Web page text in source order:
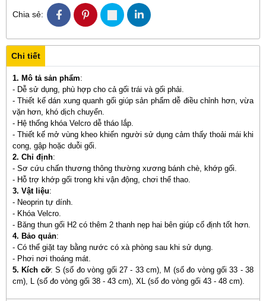
Chia sẻ:
Chi tiết
1. Mô tả sản phẩm:
- Dễ sử dụng, phù hợp cho cả gối trái và gối phải.
- Thiết kế dán xung quanh gối giúp sản phẩm dễ điều chỉnh hơn, vừa
vặn hơn, khó dịch chuyển.
- Hệ thống khóa Velcro dễ tháo lắp.
- Thiết kế mở vùng kheo khiến người sử dụng cảm thấy thoải mái khi
cong, gập hoặc duỗi gối.
2. Chỉ định:
- Sơ cứu chấn thương thông thường xương bánh chè, khớp gối.
- Hỗ trợ khớp gối trong khi vận động, chơi thể thao.
3. Vật liệu:
- Neoprin tự dính.
- Khóa Velcro.
- Băng thun gối H2 có thêm 2 thanh nẹp hai bên giúp cố định tốt hơn.
4. Bảo quản:
- Có thể giặt tay bằng nước có xà phòng sau khi sử dụng.
- Phơi nơi thoáng mát.
5. Kích cỡ: S (số đo vòng gối 27 - 33 cm), M (số đo vòng gối 33 - 38
cm), L (số đo vòng gối 38 - 43 cm), XL (số đo vòng gối 43 - 48 cm).